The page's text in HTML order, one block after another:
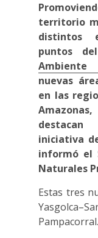
territorio
distintos
puntos
Ambiente
nuevas
en las
iniciativa
informó el
Naturales
Estas tres
Pampacorral.